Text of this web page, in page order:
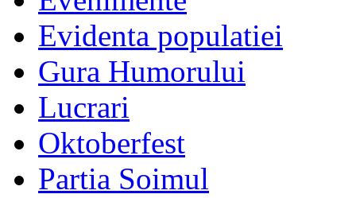
Evidenta populatiei
Gura Humorului
Lucrari
Oktoberfest
Partia Soimul